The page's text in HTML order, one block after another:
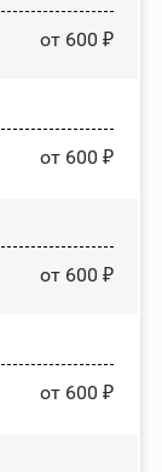
от 600 ₽
от 600 ₽
от 600 ₽
от 600 ₽